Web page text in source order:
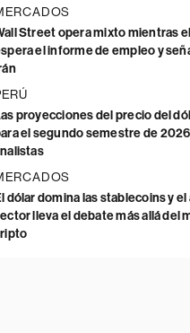
Street opera mixto mientras
el informe de empleo y
proyecciones del precio del
el segundo semestre de
dólar domina las stablecoins y el
lleva el debate más allá del